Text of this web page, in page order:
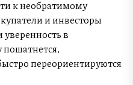
к необратимому
и инвесторы
уверенность в
пошатнется,
переориентируются